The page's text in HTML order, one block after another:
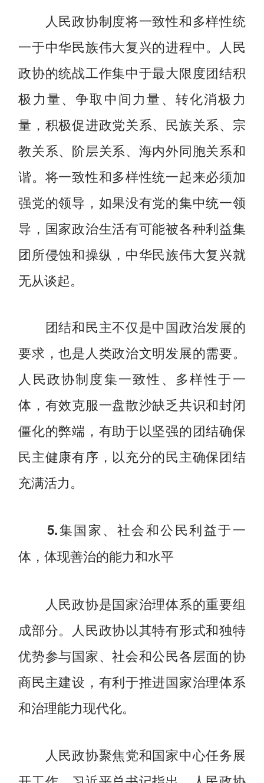
人民政协制度将一致性和多样性统
一于中华民族伟大复兴的进程中。人民
政协的统战工作集中于最大限度团结积
极力量、争取中间力量、转化消极力
量，积极促进政党关系、民族关系、宗
教关系、阶层关系、海内外同胞关系和
谐。将一致性和多样性统一起来必须加
强党的领导，如果没有党的集中统一领
导，国家政治生活有可能被各种利益集
团所侵蚀和操纵，中华民族伟大复兴就
无从谈起。
团结和民主不仅是中国政治发展的
要求，也是人类政治文明发展的需要。
人民政协制度集一致性、多样性于一
体，有效克服一盘散沙缺乏共识和封闭
僵化的弊端，有助于以坚强的团结确保
民主健康有序，以充分的民主确保团结
充满活力。
5.集国家、社会和公民利益于一
体，体现善治的能力和水平
人民政协是国家治理体系的重要组
成部分。人民政协以其特有形式和独特
优势参与国家、社会和公民各层面的协
商民主建设，有利于推进国家治理体系
和治理能力现代化。
人民政协聚焦党和国家中心任务展